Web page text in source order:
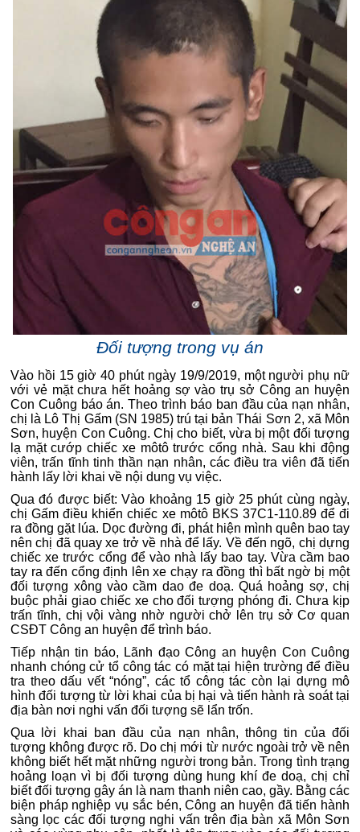
Đối tượng trong vụ án
Vào hồi 15 giờ 40 phút ngày 19/9/2019, một người phụ nữ
với vẻ mặt chưa hết hoảng sợ vào trụ sở Công an huyện
Con Cuông báo án. Theo trình báo ban đầu của nạn nhân,
chị là Lô Thị Gấm (SN 1985) trú tại bản Thái Sơn 2, xã Môn
Sơn, huyện Con Cuông. Chị cho biết, vừa bị một đối tượng
lạ mặt cướp chiếc xe môtô trước cổng nhà. Sau khi động
viên, trấn tĩnh tinh thần nạn nhân, các điều tra viên đã tiến
hành lấy lời khai về nội dung vụ việc.
Qua đó được biết: Vào khoảng 15 giờ 25 phút cùng ngày,
chị Gấm điều khiển chiếc xe môtô BKS 37C1-110.89 để đi
ra đồng gặt lúa. Dọc đường đi, phát hiện mình quên bao tay
nên chị đã quay xe trở về nhà để lấy. Về đến ngõ, chị dựng
chiếc xe trước cổng để vào nhà lấy bao tay. Vừa cầm bao
tay ra đến cổng định lên xe chạy ra đồng thì bất ngờ bị một
đối tượng xông vào cầm dao đe doạ. Quá hoảng sợ, chị
buộc phải giao chiếc xe cho đối tượng phóng đi. Chưa kịp
trấn tĩnh, chị vội vàng nhờ người chở lên trụ sở Cơ quan
CSĐT Công an huyện để trình báo.
Tiếp nhận tin báo, Lãnh đạo Công an huyện Con Cuông
nhanh chóng cử tổ công tác có mặt tại hiện trường để điều
tra theo dấu vết “nóng”, các tổ công tác còn lại dựng mô
hình đối tượng từ lời khai của bị hại và tiến hành rà soát tại
địa bàn nơi nghi vấn đối tượng sẽ lẩn trốn.
Qua lời khai ban đầu của nạn nhân, thông tin của đối
tượng không được rõ. Do chị mới từ nước ngoài trở về nên
không biết hết mặt những người trong bản. Trong tình trạng
hoảng loạn vì bị đối tượng dùng hung khí đe doạ, chị chỉ
biết đối tượng gây án là nam thanh niên cao, gầy. Bằng các
biện pháp nghiệp vụ sắc bén, Công an huyện đã tiến hành
sàng lọc các đối tượng nghi vấn trên địa bàn xã Môn Sơn